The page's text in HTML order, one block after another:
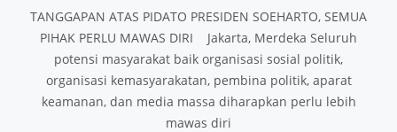
TANGGAPAN ATAS PIDATO PRESIDEN SOEHARTO, SEMUA
PIHAK PERLU MAWAS DIRI Jakarta, Merdeka Seluruh
potensi masyarakat baik organisasi sosial politik,
organisasi kemasyarakatan, pembina politik, aparat
keamanan, dan media massa diharapkan perlu lebih
mawas diri